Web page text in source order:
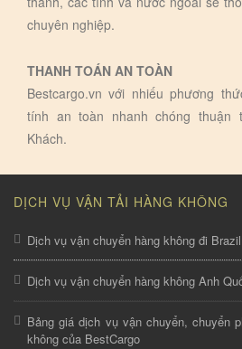
chuyên nghiệp.
THANH TOÁN AN TOÀN
Bestcargo.vn với nhiếu phương
tính an toàn nhanh chóng thuận
Khách.
DỊCH VỤ VẬN TẢI HÀNG KHÔNG
Dịch vụ vận chuyển hàng không đi
Dịch vụ vận chuyển hàng không Anh
Bảng giá dịch vụ vận chuyển, chuyển
không của BestCargo